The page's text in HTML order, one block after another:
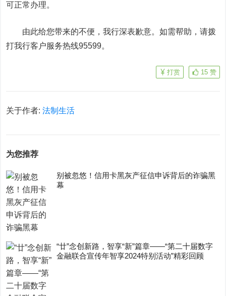
可正常办理。
由此给您带来的不便，我行深表歉意。如需帮助，请拨
打我行客户服务热线95599。
15 赞
打赏
关于作者:法制生活
为您推荐
别被忽悠！信用卡黑灰产征信申诉背后的诈骗黑
幕
“廿”念创新路，智享“新”篇章——“第二十届数字
金融联合宣传年智享2024特别活动”精彩回顾